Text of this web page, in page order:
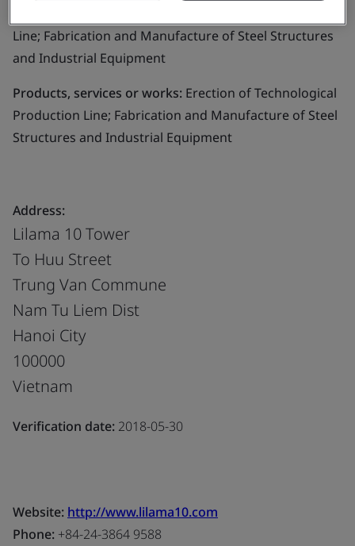
Line; Fabrication and Manufacture of Steel Structures
and Industrial Equipment
Products, services or works: Erection of Technological
Production Line; Fabrication and Manufacture of Steel
Structures and Industrial Equipment
Address:
Lilama 10 Tower
To Huu Street
Trung Van Commune
Nam Tu Liem Dist
Hanoi City
100000
Vietnam
Verification date: 2018-05-30
Website: http://www.lilama10.com
Phone: +84-24-3864 9588